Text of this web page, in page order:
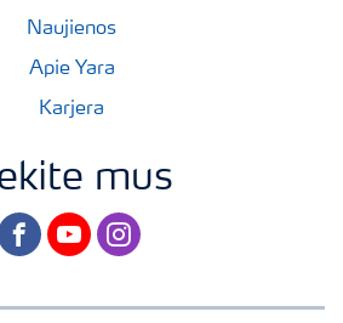
Naujienos
Apie Yara
Karjera
mus
youtubeinstagram